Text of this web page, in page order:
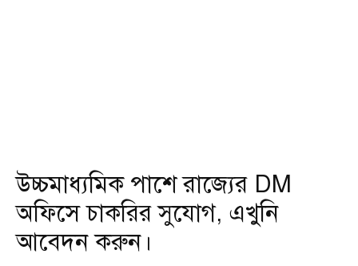
উচ্চমাধ্যমিক পাশে রাজ্যের DM
অফিসে চাকরির সুযোগ, এখুনি
আবেদন করুন।